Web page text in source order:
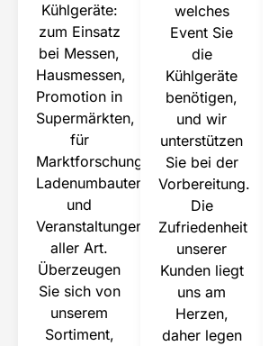
Kühlgeräte:
zum Einsatz
bei Messen,
Hausmessen,
Promotion in
Supermärkten,
für
Marktforschung,
Ladenumbauten
und
Veranstaltungen
aller Art.
Überzeugen
Sie sich von
unserem
Sortiment,
welches
Event Sie
die
Kühlgeräte
benötigen,
und wir
unterstützen
Sie bei der
Vorbereitung.
Die
Zufriedenheit
unserer
Kunden liegt
uns am
Herzen,
daher legen